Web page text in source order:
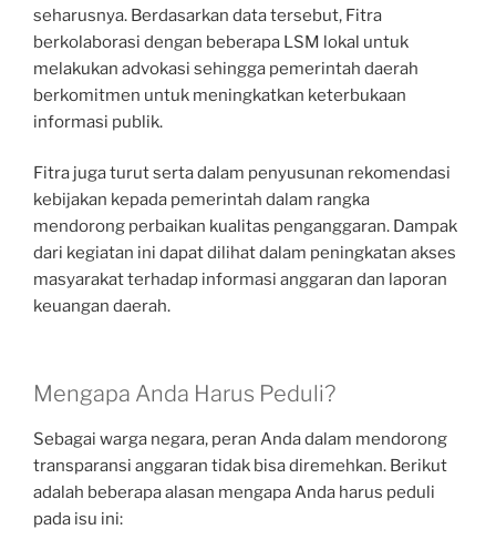
seharusnya. Berdasarkan data tersebut, Fitra
berkolaborasi dengan beberapa LSM lokal untuk
melakukan advokasi sehingga pemerintah daerah
berkomitmen untuk meningkatkan keterbukaan
informasi publik.
Fitra juga turut serta dalam penyusunan rekomendasi
kebijakan kepada pemerintah dalam rangka
mendorong perbaikan kualitas penganggaran. Dampak
dari kegiatan ini dapat dilihat dalam peningkatan akses
masyarakat terhadap informasi anggaran dan laporan
keuangan daerah.
Mengapa Anda Harus Peduli?
Sebagai warga negara, peran Anda dalam mendorong
transparansi anggaran tidak bisa diremehkan. Berikut
adalah beberapa alasan mengapa Anda harus peduli
pada isu ini: